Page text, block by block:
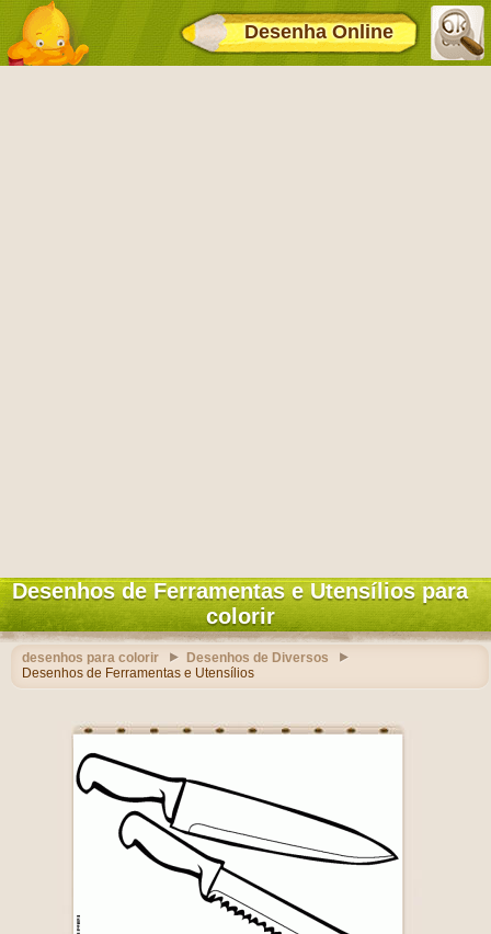
Desenha Online
Desenhos de Ferramentas e Utensílios para
colorir
desenhos para colorir
Desenhos de Diversos
Desenhos de Ferramentas e Utensílios